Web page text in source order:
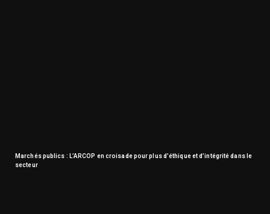
Marchés publics : L’ARCOP en croisade pour plus d’éthique et d’intégrité dans le
secteur